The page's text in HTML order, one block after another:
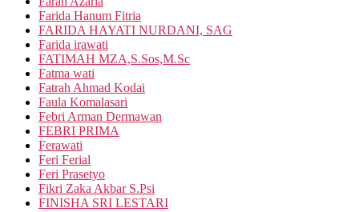
Farida Hanum Fitria
FARIDA HAYATI NURDANI, SAG
Farida irawati
FATIMAH MZA,S.Sos,M.Sc
Fatma wati
Fatrah Ahmad Kodai
Faula Komalasari
Febri Arman Dermawan
FEBRI PRIMA
Ferawati
Feri Ferial
Feri Prasetyo
Fikri Zaka Akbar S.Psi
FINISHA SRI LESTARI